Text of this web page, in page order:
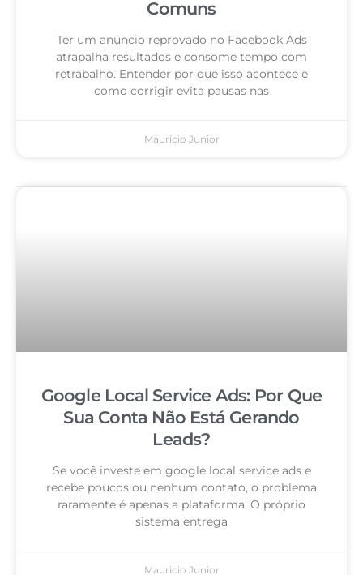
Comuns
Ter um anúncio reprovado no Facebook Ads
atrapalha resultados e consome tempo com
retrabalho. Entender por que isso acontece e
como corrigir evita pausas nas
Mauricio Junior
Google Local Service Ads: Por Que
Sua Conta Não Está Gerando
Leads?
Se você investe em google local service ads e
recebe poucos ou nenhum contato, o problema
raramente é apenas a plataforma. O próprio
sistema entrega
Mauricio Junior